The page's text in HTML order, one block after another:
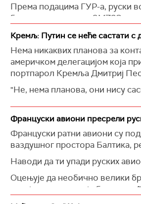
Према подацима ГУР-а, руски
балистичких ракета 9М723
производња ових ракета
Поред тога, , каконаводи ГУР,
системе противваздушне
2026. години планирано је да
од 200 јединица. Тренутно је
Обавештакци наводе и да
"кинџал".
(Украјинска правда)
Кремљ: Путин се неће састати с
Нема никаквих планова за
америчком делегацијом која
портпарол Кремља Дмитриј
"Не, нема планова, они нису
(Тас)
Француски авиони пресрели
Француски ратни авиони су
ваздушног простора Балтика,
Наводи да ти упади руских
Оцењује да необично велики
истој недељи када је била